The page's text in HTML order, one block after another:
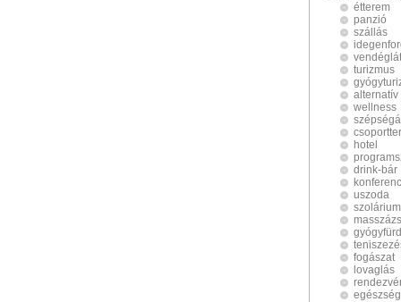
étterem
panzió
szállás
turizmus
alternatív
wellness
hotel
drink-bár
uszoda
szolárium
masszázs
fogászat
lovaglás